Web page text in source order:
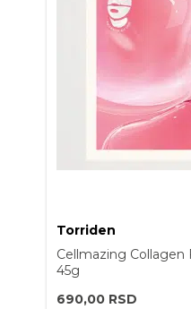
Torriden
Cellmazing Collagen
45g
690,00 RSD